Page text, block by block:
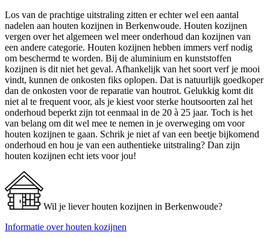
Los van de prachtige uitstraling zitten er echter wel een aantal
nadelen aan houten kozijnen in Berkenwoude. Houten kozijnen
vergen over het algemeen wel meer onderhoud dan kozijnen van
een andere categorie. Houten kozijnen hebben immers verf nodig
om beschermd te worden. Bij de aluminium en kunststoffen
kozijnen is dit niet het geval. Afhankelijk van het soort verf je mooi
vindt, kunnen de onkosten fiks oplopen. Dat is natuurlijk goedkoper
dan de onkosten voor de reparatie van houtrot. Gelukkig komt dit
niet al te frequent voor, als je kiest voor sterke houtsoorten zal het
onderhoud beperkt zijn tot eenmaal in de 20 à 25 jaar. Toch is het
van belang om dit wel mee te nemen in je overweging om voor
houten kozijnen te gaan. Schrik je niet af van een beetje bijkomend
onderhoud en hou je van een authentieke uitstraling? Dan zijn
houten kozijnen echt iets voor jou!
Wil je liever houten kozijnen in Berkenwoude?
Informatie over houten kozijnen